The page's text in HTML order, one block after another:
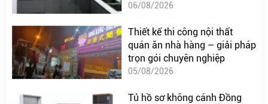
06/08/2026
Thiết kế thi công nội thất
quán ăn nhà hàng – giải pháp
trọn gói chuyên nghiệp
05/08/2026
Tủ hồ sơ không cánh Đồng